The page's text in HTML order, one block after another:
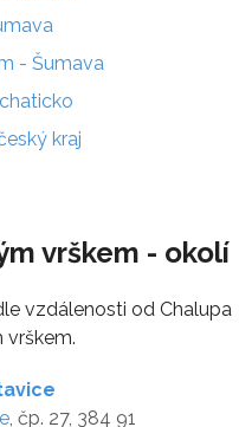
- Šumava
kraj
vrškem - okolí
vzdálenosti od Chalupa
vrškem.
, čp. 27, 384 91